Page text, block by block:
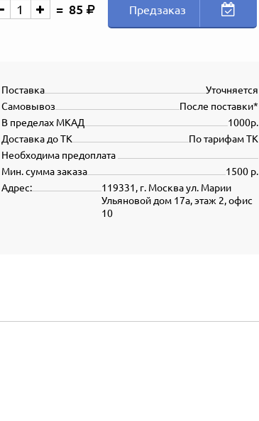
85 Предзаказ
Уточняется
Поставка
После поставки*
Самовывоз
1000р.
В пределах МКАД
По тарифам ТК
Доставка до ТК
Необходима предоплата
1500 р.
Мин. сумма заказа
119331, г. Москва ул. Марии
Ульяновой дом 17а, этаж 2, офис
10
Адрес: